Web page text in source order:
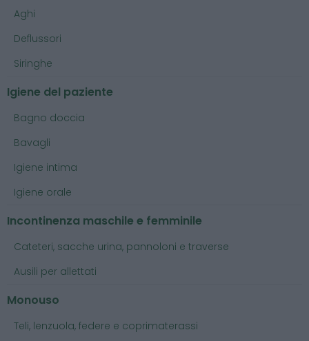
Aghi
Deflussori
Siringhe
Igiene del paziente
Bagno doccia
Bavagli
Igiene intima
Igiene orale
Incontinenza maschile e femminile
Cateteri, sacche urina, pannoloni e traverse
Ausili per allettati
Monouso
Teli, lenzuola, federe e coprimaterassi